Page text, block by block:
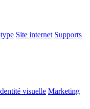
Site internet Supports
visuelle Marketing